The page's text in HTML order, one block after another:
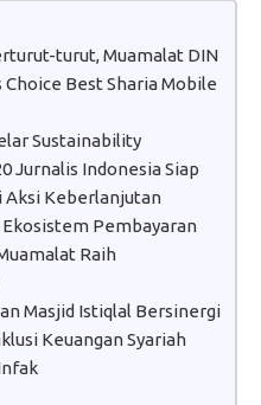
turut, Muamalat DIN
Choice Best Sharia Mobile
Sustainability
Jurnalis Indonesia Siap
Keberlanjutan
Pembayaran
Raih
Masjid Istiqlal Bersinergi
Keuangan Syariah